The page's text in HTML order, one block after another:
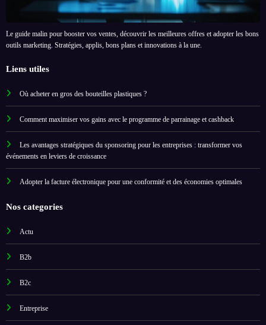
Le guide malin pour booster vos ventes, découvrir les meilleures offres et adopter les bons
outils marketing. Stratégies, applis, bons plans et innovations à la une.
Liens utiles
Où acheter en gros des bouteilles plastiques ?
Comment maximiser vos gains avec le programme de parrainage et cashback
Les avantages stratégiques du sponsoring pour les entreprises : transformer vos
événements en leviers de croissance
Adopter la facture électronique pour une conformité et des économies optimales
Nos categories
Actu
B2b
B2c
Entreprise